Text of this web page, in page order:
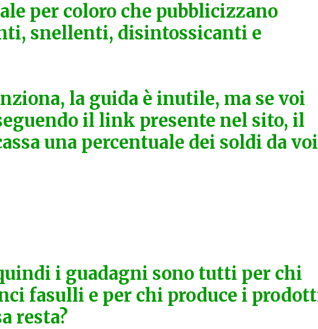
per coloro che pubblicizzano
snellenti, disintossicanti e
la guida è inutile, ma se voi
il link presente nel sito, il
una percentuale dei soldi da voi
i guadagni sono tutti per chi
fasulli e per chi produce i
resta?